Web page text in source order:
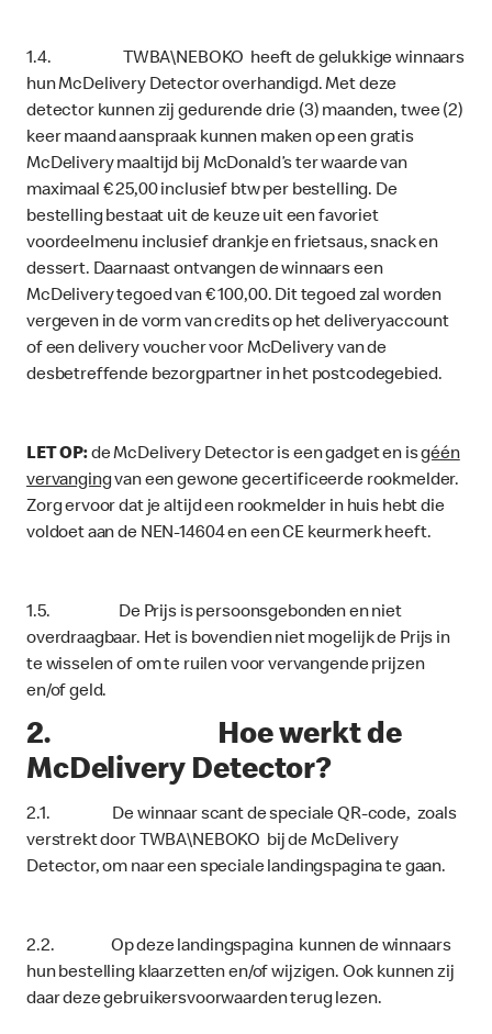
1.4. TWBA\NEBOKO heeft de gelukkige winnaars
hun McDelivery Detector overhandigd. Met deze
detector kunnen zij gedurende drie (3) maanden, twee (2)
keer maand aanspraak kunnen maken op een gratis
McDelivery maaltijd bij McDonald’s ter waarde van
maximaal € 25,00 inclusief btw per bestelling. De
bestelling bestaat uit de keuze uit een favoriet
voordeelmenu inclusief drankje en frietsaus, snack en
dessert. Daarnaast ontvangen de winnaars een
McDelivery tegoed van € 100,00. Dit tegoed zal worden
vergeven in de vorm van credits op het deliveryaccount
of een delivery voucher voor McDelivery van de
desbetreffende bezorgpartner in het postcodegebied.
LET OP:de McDelivery Detector is een gadget en isgéén
vervangingvan een gewone gecertificeerde rookmelder.
Zorg ervoor dat je altijd een rookmelder in huis hebt die
voldoet aan de NEN-14604 en een CE keurmerk heeft.
1.5. De Prijs is persoonsgebonden en niet
overdraagbaar. Het is bovendien niet mogelijk de Prijs in
te wisselen of om te ruilen voor vervangende prijzen
en/of geld.
2. Hoe werkt de
McDelivery Detector?
2.1. De winnaar scant de speciale QR-code, zoals
verstrekt door TWBA\NEBOKO bij de McDelivery
Detector, om naar een speciale landingspagina te gaan.
2.2. Op deze landingspagina kunnen de winnaars
hun bestelling klaarzetten en/of wijzigen. Ook kunnen zij
daar deze gebruikersvoorwaarden terug lezen.